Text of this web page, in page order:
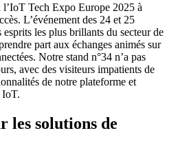
Tech Expo Europe 2025 à
L’événement des 24 et 25
les plus brillants du secteur de
part aux échanges animés sur
Notre stand n°34 n’a pas
avec des visiteurs impatients de
de notre plateforme et
IoT.
les solutions de